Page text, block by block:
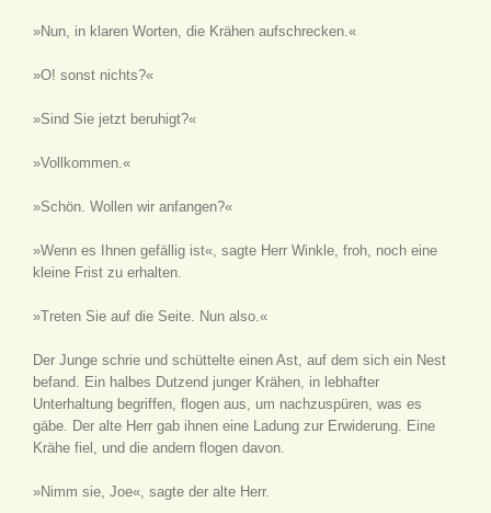
»Nun, in klaren Worten, die Krähen aufschrecken.«
»O! sonst nichts?«
»Sind Sie jetzt beruhigt?«
»Vollkommen.«
»Schön. Wollen wir anfangen?«
»Wenn es Ihnen gefällig ist«, sagte Herr Winkle, froh, noch eine
kleine Frist zu erhalten.
»Treten Sie auf die Seite. Nun also.«
Der Junge schrie und schüttelte einen Ast, auf dem sich ein Nest
befand. Ein halbes Dutzend junger Krähen, in lebhafter
Unterhaltung begriffen, flogen aus, um nachzuspüren, was es
gäbe. Der alte Herr gab ihnen eine Ladung zur Erwiderung. Eine
Krähe fiel, und die andern flogen davon.
»Nimm sie, Joe«, sagte der alte Herr.